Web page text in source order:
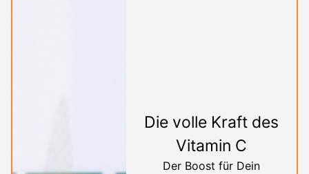
Die volle Kraft des
Vitamin C
Der Boost für Dein